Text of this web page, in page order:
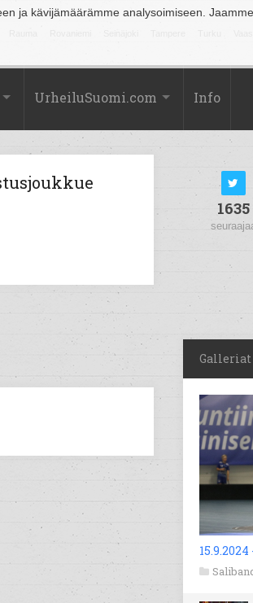
ja kävijämäärämme analysoimiseen.
UrheiluSuomi.com Info
1635
Galleriat